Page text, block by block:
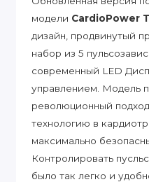
модели CardioPower
дизайн, продвинутый
набор из 5
современный LED
управлением. Модель
революционный
технологию в
максимально
Контролировать
было так легко и